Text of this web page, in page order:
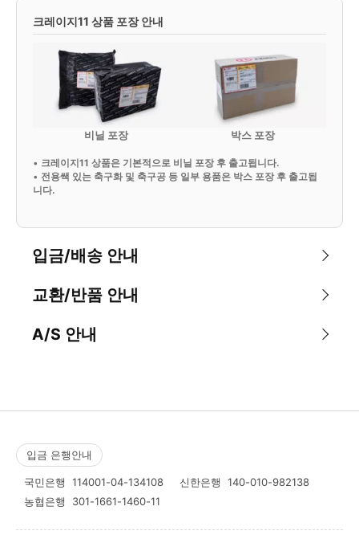
크레이지11 상품 포장 안내
비닐 포장 박스 포장
• 크레이지11 상품은 기본적으로 비닐 포장 후 출고됩니다.
• 전용쌕 있는 축구화 및 축구공 등 일부 용품은 박스 포장 후 출고됩
니다.
입금/배송 안내
교환/반품 안내
A/S 안내
입금 은행안내
국민은행 114001-04-134108 신한은행 140-010-982138
농협은행 301-1661-1460-11